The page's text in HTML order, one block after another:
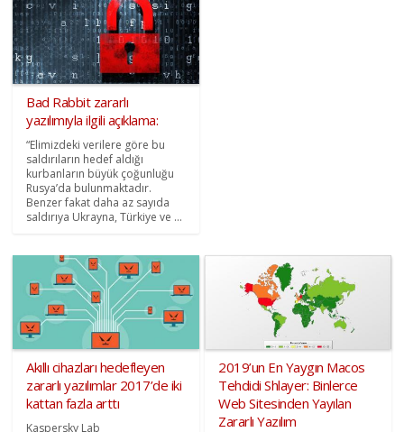
Bad Rabbit zararlı
yazılımıyla ilgili açıklama:
“Elimizdeki verilere göre bu
saldırıların hedef aldığı
kurbanların büyük çoğunluğu
Rusya’da bulunmaktadır.
Benzer fakat daha az sayıda
saldırıya Ukrayna, Türkiye ve ...
Akıllı cihazları hedefleyen
zararlı yazılımlar 2017’de iki
kattan fazla arttı
Kaspersky Lab
2019’un En Yaygın Macos
Tehdidi Shlayer: Binlerce
Web Sitesinden Yayılan
Zararlı Yazılım